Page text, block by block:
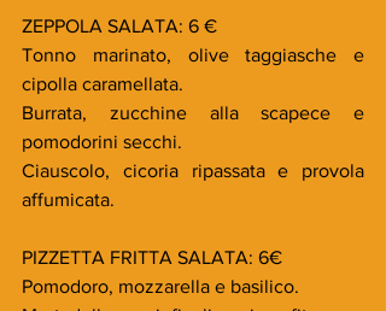
ZEPPOLA SALATA: 6 €
Tonno marinato, olive taggiasche e
cipolla caramellata.
Burrata, zucchine alla scapece e
pomodorini secchi.
Ciauscolo, cicoria ripassata e provola
affumicata.
PIZZETTA FRITTA SALATA: 6€
Pomodoro, mozzarella e basilico.